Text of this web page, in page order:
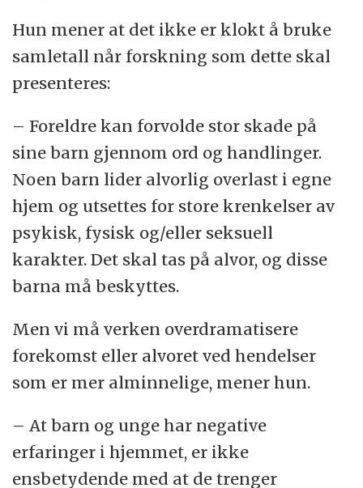
Hun mener at det ikke er klokt å bruke
samletall når forskning som dette skal
presenteres:
– Foreldre kan forvolde stor skade på
sine barn gjennom ord og handlinger.
Noen barn lider alvorlig overlast i egne
hjem og utsettes for store krenkelser av
psykisk, fysisk og/eller seksuell
karakter. Det skal tas på alvor, og disse
barna må beskyttes.
Men vi må verken overdramatisere
forekomst eller alvoret ved hendelser
som er mer alminnelige, mener hun.
– At barn og unge har negative
erfaringer i hjemmet, er ikke
ensbetydende med at de trenger